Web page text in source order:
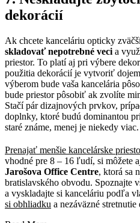
dekorácií
Ak chcete kanceláriu opticky
skladovať nepotrebné veci a
priestor. To platí aj pri výbere
použitia dekorácií je vytvoriť
výberom bude vaša kancelária
bude priestor pôsobiť ak zvolíte
Stačí pár dizajnových prvkov,
doplnky, ktoré budú dominantou
staré známe, menej je niekedy viac.
Prenajať menšie kancelárske
vhodné pre 8 – 16 ľudí, si môžete
Jarošova Office Centre, ktorá sa
bratislavského obvodu. Spoznajte
a vyskladajte si kanceláriu podľa
si obhliadku a nezáväzné stretnutie